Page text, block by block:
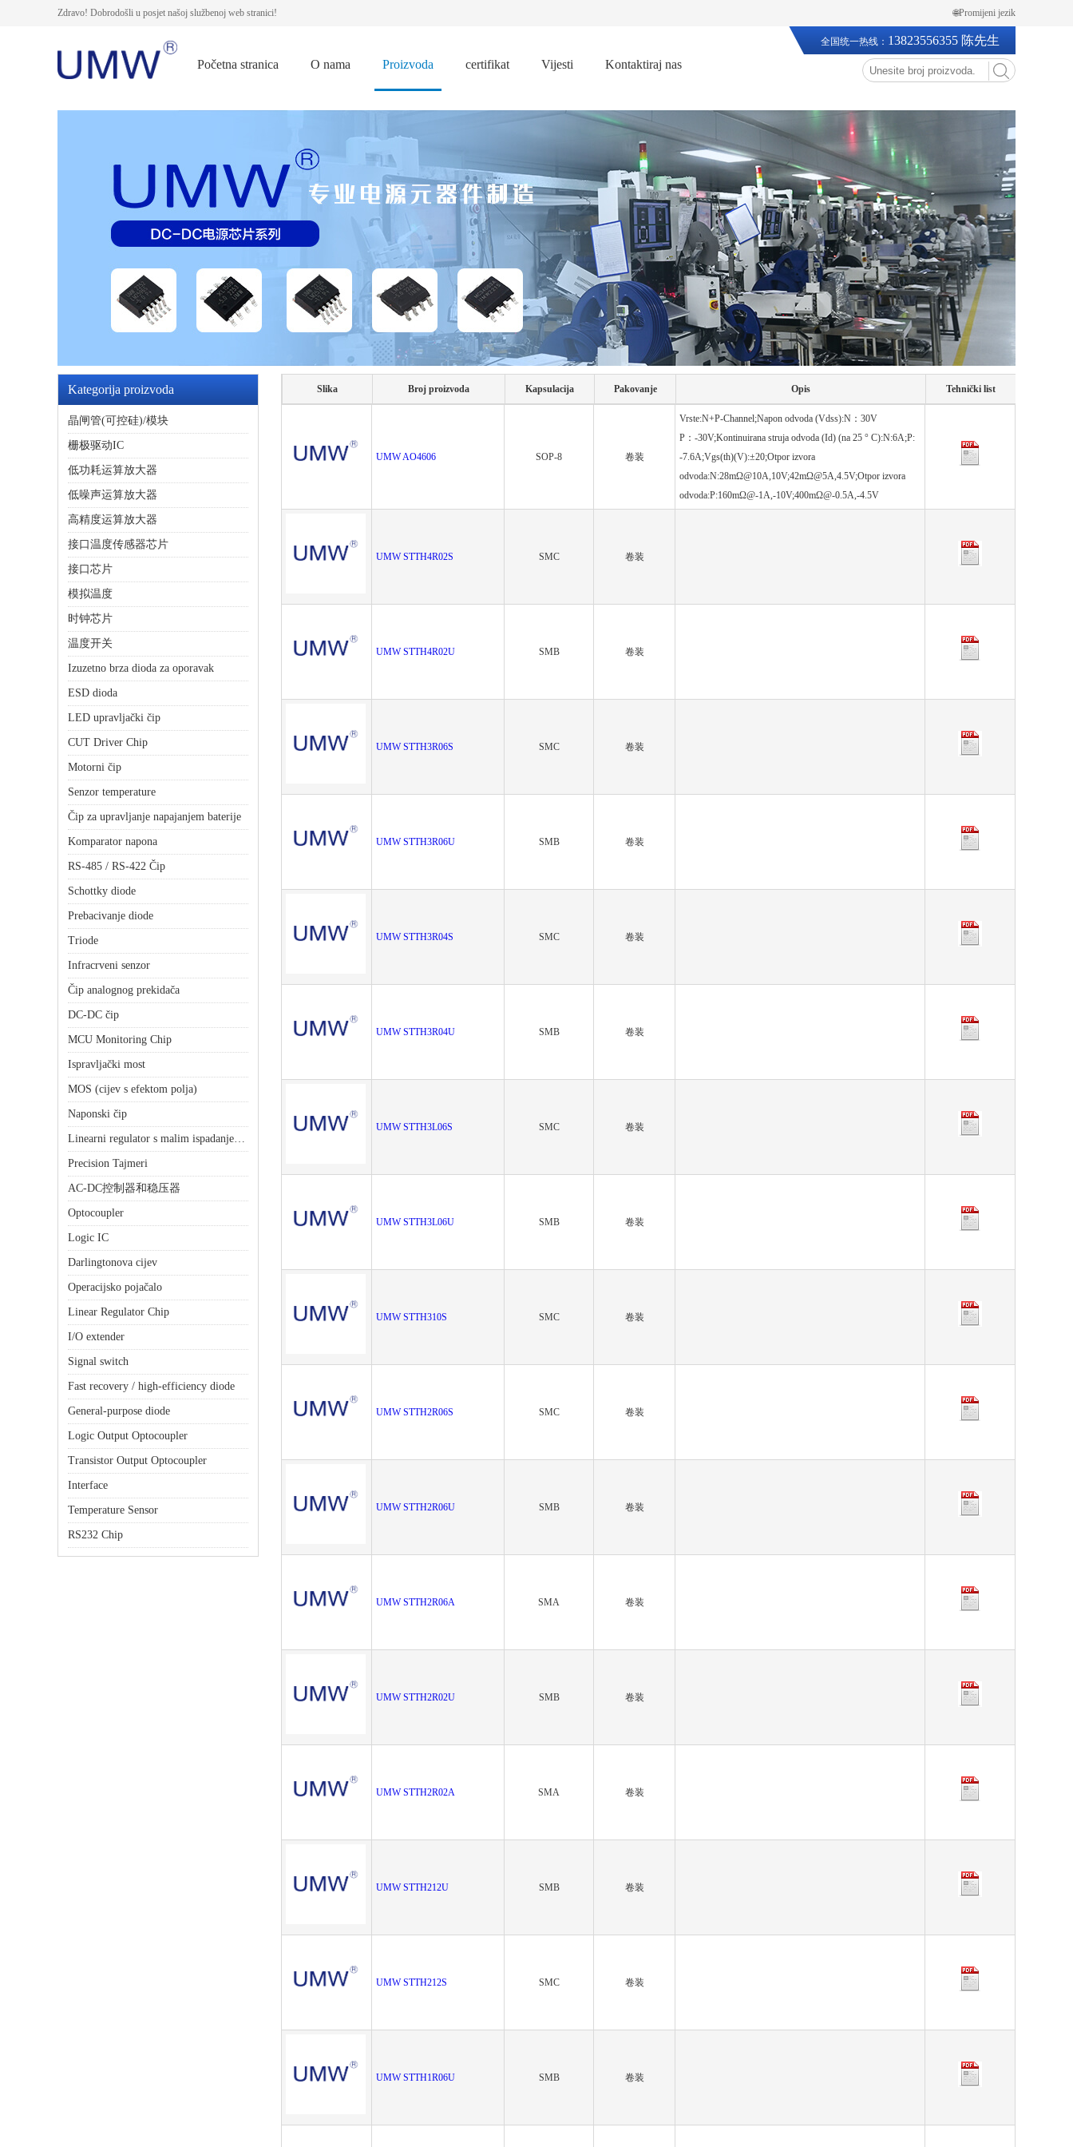
Zdravo! Dobrodošli u posjet našoj službenoj web stranici! 🌐Promijeni jezik
Početna stranica O nama Proizvoda certifikat Vijesti Kontaktiraj nas
全国统一热线： 13823556355 陈先生
Kategorija proizvoda
晶闸管(可控硅)/模块
栅极驱动IC
低功耗运算放大器
低噪声运算放大器
高精度运算放大器
接口温度传感器芯片
接口芯片
模拟温度
时钟芯片
温度开关
Izuzetno brza dioda za oporavak
ESD dioda
LED upravljački čip
CUT Driver Chip
Motorni čip
Senzor temperature
Čip za upravljanje napajanjem baterije
Komparator napona
RS-485 / RS-422 Čip
Schottky diode
Prebacivanje diode
Triode
Infracrveni senzor
Čip analognog prekidača
DC-DC čip
MCU Monitoring Chip
Ispravljački most
MOS (cijev s efektom polja)
Naponski čip
Linearni regulator s malim ispadanjem (LDO)
Precision Tajmeri
AC-DC控制器和稳压器
Optocoupler
Logic IC
Darlingtonova cijev
Operacijsko pojačalo
Linear Regulator Chip
I/O extender
Signal switch
Fast recovery / high-efficiency diode
General-purpose diode
Logic Output Optocoupler
Transistor Output Optocoupler
Interface
Temperature Sensor
RS232 Chip
Slika Broj proizvoda Kapsulacija Pakovanje Opis Tehnički list
UMW AO4606 SOP-8 卷装
Vrste:N+P-Channel;Napon odvoda (Vdss):N：30V
P：-30V;Kontinuirana struja odvoda (Id) (na 25 ° C):N:6A;P:
-7.6A;Vgs(th)(V):±20;Otpor izvora
odvoda:N:28mΩ@10A,10V;42mΩ@5A,4.5V;Otpor izvora
odvoda:P:160mΩ@-1A,-10V;400mΩ@-0.5A,-4.5V
UMW STTH4R02S SMC 卷装
UMW STTH4R02U SMB 卷装
UMW STTH3R06S SMC 卷装
UMW STTH3R06U SMB 卷装
UMW STTH3R04S SMC 卷装
UMW STTH3R04U SMB 卷装
UMW STTH3L06S SMC 卷装
UMW STTH3L06U SMB 卷装
UMW STTH310S SMC 卷装
UMW STTH2R06S SMC 卷装
UMW STTH2R06U SMB 卷装
UMW STTH2R06A SMA 卷装
UMW STTH2R02U SMB 卷装
UMW STTH2R02A SMA 卷装
UMW STTH212U SMB 卷装
UMW STTH212S SMC 卷装
UMW STTH1R06U SMB 卷装